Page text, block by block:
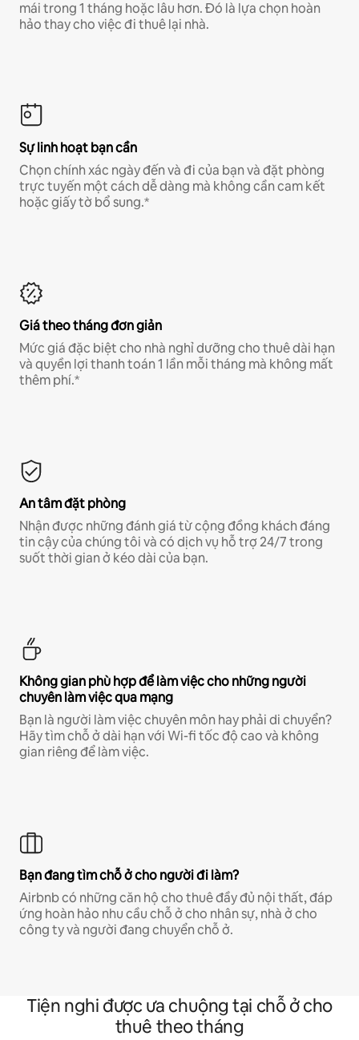
mái trong 1 tháng hoặc lâu hơn. Đó là lựa chọn hoàn
hảo thay cho việc đi thuê lại nhà.
Sự linh hoạt bạn cần
Chọn chính xác ngày đến và đi của bạn và đặt phòng
trực tuyến một cách dễ dàng mà không cần cam kết
hoặc giấy tờ bổ sung.*
Giá theo tháng đơn giản
Mức giá đặc biệt cho nhà nghỉ dưỡng cho thuê dài hạn
và quyền lợi thanh toán 1 lần mỗi tháng mà không mất
thêm phí.*
An tâm đặt phòng
Nhận được những đánh giá từ cộng đồng khách đáng
tin cậy của chúng tôi và có dịch vụ hỗ trợ 24/7 trong
suốt thời gian ở kéo dài của bạn.
Không gian phù hợp để làm việc cho những người
chuyên làm việc qua mạng
Bạn là người làm việc chuyên môn hay phải di chuyển?
Hãy tìm chỗ ở dài hạn với Wi-fi tốc độ cao và không
gian riêng để làm việc.
Bạn đang tìm chỗ ở cho người đi làm?
Airbnb có những căn hộ cho thuê đầy đủ nội thất, đáp
ứng hoàn hảo nhu cầu chỗ ở cho nhân sự, nhà ở cho
công ty và người đang chuyển chỗ ở.
Tiện nghi được ưa chuộng tại chỗ ở cho
thuê theo tháng